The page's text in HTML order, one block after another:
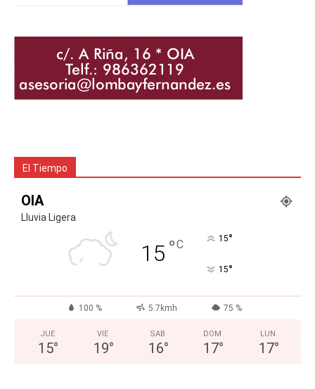
El Tiempo
OIA
Lluvia Ligera
15 °C 15°
15°
100 % 5.7kmh 75 %
JUE
15°
VIE
19°
SAB
16°
DOM
17°
LUN
17°